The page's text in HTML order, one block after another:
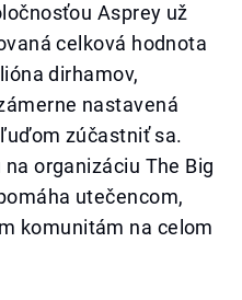
Asprey už
celková hodnota
dirhamov,
nastavená
zúčastniť sa.
organizáciu The Big
utečencom,
komunitám na celom